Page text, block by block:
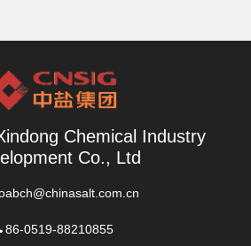
Chemical Industry
Co., Ltd.
86-0519-88210855